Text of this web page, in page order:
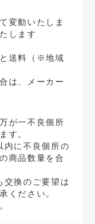
変動いたしま
します
送料（※地域
は、メーカー
が一不良個所
す。
内に不良個所の
商品数量を合
交換のご要望は
ください。